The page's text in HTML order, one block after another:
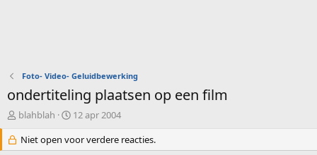
Foto- Video- Geluidbewerking
ondertiteling plaatsen op een film
O
d
e
blahblah
S
a
r
12 apr 2004
Niet open voor verdere reacties.